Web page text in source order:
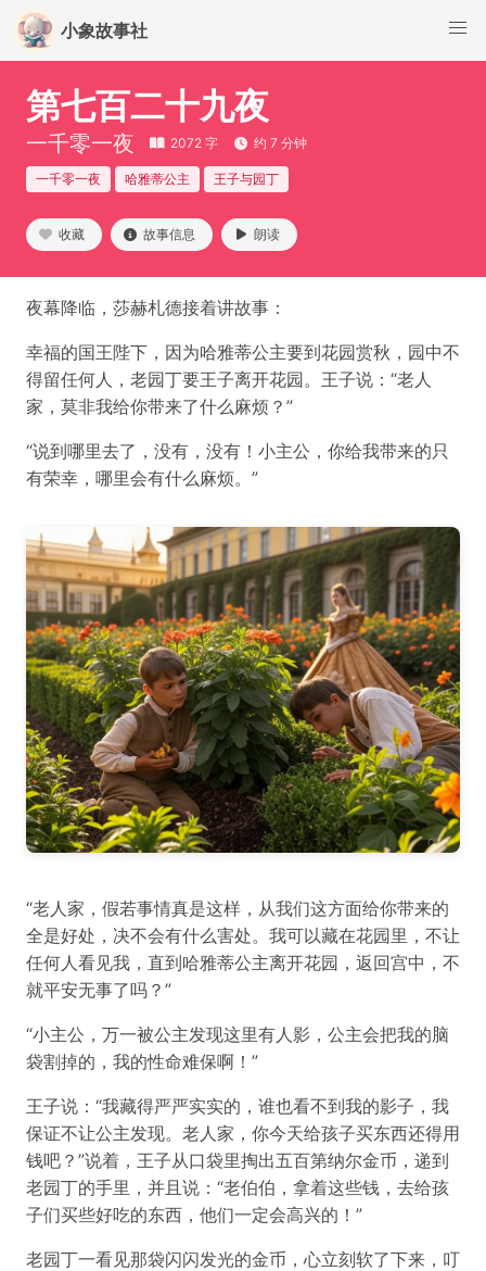
小象故事社
第七百二十九夜
一千零一夜 2072 字 约 7 分钟
一千零一夜 哈雅蒂公主 王子与园丁
收藏 故事信息 朗读
夜幕降临，莎赫札德接着讲故事：
幸福的国王陛下，因为哈雅蒂公主要到花园赏秋，园中不
得留任何人，老园丁要王子离开花园。王子说：“老人
家，莫非我给你带来了什么麻烦？”
“说到哪里去了，没有，没有！小主公，你给我带来的只
有荣幸，哪里会有什么麻烦。”
“老人家，假若事情真是这样，从我们这方面给你带来的
全是好处，决不会有什么害处。我可以藏在花园里，不让
任何人看见我，直到哈雅蒂公主离开花园，返回宫中，不
就平安无事了吗？”
“小主公，万一被公主发现这里有人影，公主会把我的脑
袋割掉的，我的性命难保啊！”
王子说：“我藏得严严实实的，谁也看不到我的影子，我
保证不让公主发现。老人家，你今天给孩子买东西还得用
钱吧？”说着，王子从口袋里掏出五百第纳尔金币，递到
老园丁的手里，并且说：“老伯伯，拿着这些钱，去给孩
子们买些好吃的东西，他们一定会高兴的！”
老园丁一看见那袋闪闪发光的金币，心立刻软了下来，叮